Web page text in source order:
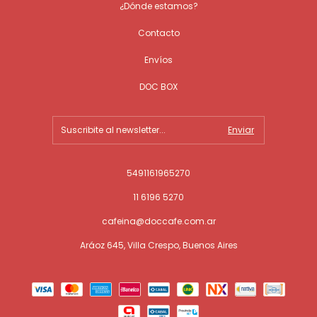
¿Dónde estamos?
Contacto
Envíos
DOC BOX
5491161965270
11 6196 5270
cafeina@doccafe.com.ar
Aráoz 645, Villa Crespo, Buenos Aires